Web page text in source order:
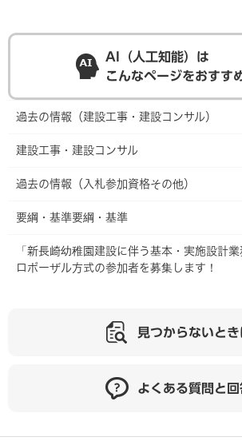
AI（人工知能）は
こんなページをおすす
過去の情報（建設工事・建設コンサル）
建設工事・建設コンサル
過去の情報（入札参加資格その他）
要綱・基準要綱・基準
「新長崎幼稚園建設に伴う基本・実施設計
ロポーザル方式の参加者を募集します！
見つからないとき
よくある質問と回